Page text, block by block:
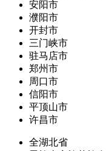
安阳市
濮阳市
开封市
三门峡市
驻马店市
郑州市
周口市
信阳市
平顶山市
许昌市
全湖北省